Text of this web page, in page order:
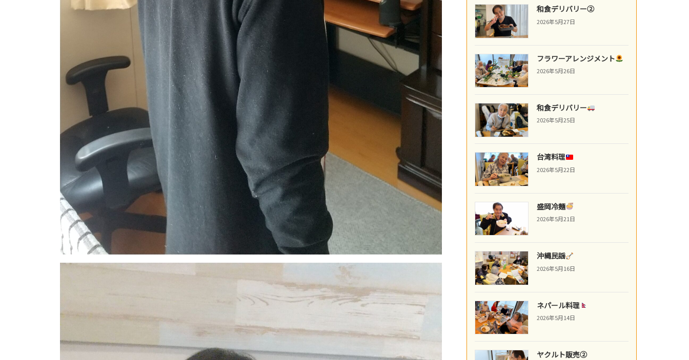
和食デリバリー②
2026年5月27日
フラワーアレンジメント
2026年5月26日
和食デリバリー
2026年5月25日
台湾料理
2026年5月22日
盛岡冷麺
2026年5月21日
沖縄民謡
2026年5月16日
ネパール料理
2026年5月14日
ヤクルト販売②